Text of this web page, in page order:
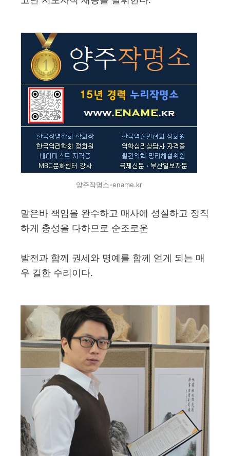
양주작명소-ename.kr
맡은바 책임을 완수하고 매사에 성실하고 정직
하게 충성을 다하므로 순조로운
발전과 함께 권세와 명예를 함께 얻게 되는 매
우 길한 수리이다.